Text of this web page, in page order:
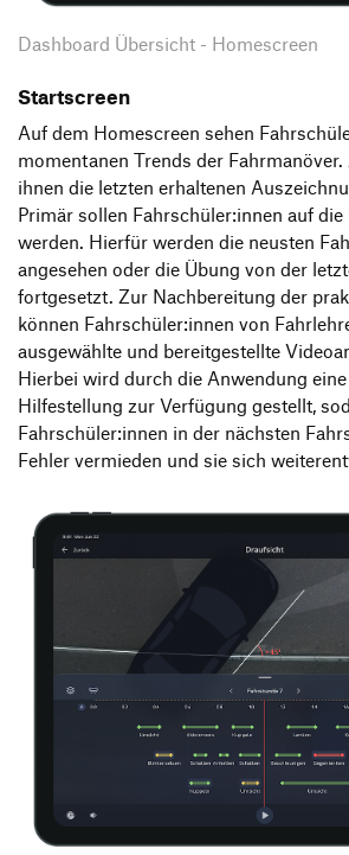
Dashboard Übersicht - Homescreen
Startscreen
Auf dem Homescreen sehen
momentanen Trends der
ihnen die letzten erhaltenen
Primär sollen Fahrschüler:innen auf
werden. Hierfür werden die neusten
angesehen oder die Übung von der
fortgesetzt. Zur Nachbereitung der
können Fahrschüler:innen von
ausgewählte und bereitgestellte
Hierbei wird durch die Anwendung
Hilfestellung zur Verfügung gestellt,
Fahrschüler:innen in der nächsten
Fehler vermieden und sie sich